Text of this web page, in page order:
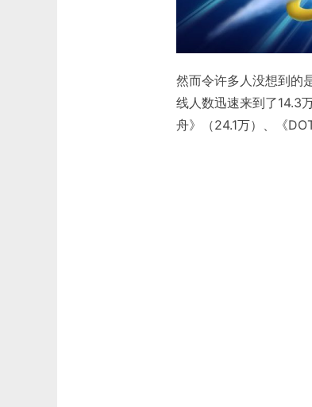
然而令许多人没想到的
线人数迅速来到了14.3
舟》（24.1万）、《